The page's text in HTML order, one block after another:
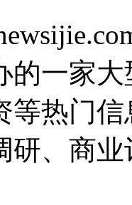
的一家
等热门
研、商